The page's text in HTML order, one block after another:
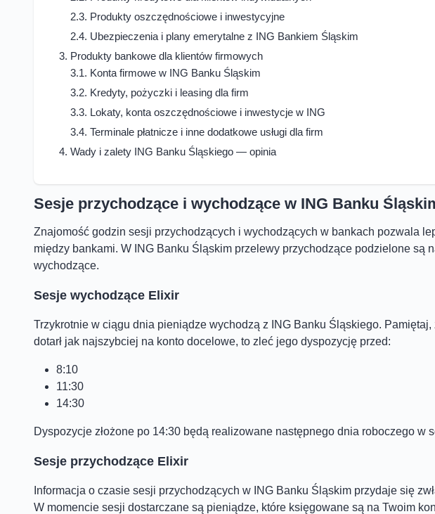
Produkty oszczędnościowe i inwestycyjne
Ubezpieczenia i plany emerytalne z ING Bankiem Śląskim
Produkty bankowe dla klientów firmowych
Konta firmowe w ING Banku Śląskim
Kredyty, pożyczki i leasing dla firm
Lokaty, konta oszczędnościowe i inwestycje w ING
Terminale płatnicze i inne dodatkowe usługi dla firm
Wady i zalety ING Banku Śląskiego — opinia
Sesje przychodzące i wychodzące w ING Banku
Znajomość godzin sesji przychodzących i wychodzących w bankach pozwala
między bankami. W ING Banku Śląskim przelewy przychodzące podzielone są
wychodzące.
Sesje wychodzące Elixir
Trzykrotnie w ciągu dnia pieniądze wychodzą z ING Banku Śląskiego.
dotarł jak najszybciej na konto docelowe, to zleć jego dyspozycję przed:
8:10
11:30
14:30
Dyspozycje złożone po 14:30 będą realizowane następnego dnia roboczego w
Sesje przychodzące Elixir
Informacja o czasie sesji przychodzących w ING Banku Śląskim przydaje się
W momencie sesji dostarczane są pieniądze, które księgowane są na Twoim